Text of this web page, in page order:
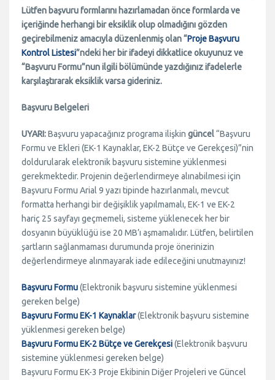
Lütfen başvuru formlarını hazırlamadan önce formlarda ve
içeriğinde herhangi bir eksiklik olup olmadığını gözden
geçirebilmeniz amacıyla düzenlenmiş olan “Proje Başvuru
Kontrol Listesi”ndeki her bir ifadeyi dikkatlice okuyunuz ve
“Başvuru Formu”nun ilgili bölümünde yazdığınız ifadelerle
karşılaştırarak eksiklik varsa gideriniz.
Başvuru Belgeleri
UYARI:Başvuru yapacağınız programa ilişkin güncel“Başvuru
Formu ve Ekleri (EK-1 Kaynaklar, EK-2 Bütçe ve Gerekçesi)”nin
doldurularak elektronik başvuru sistemine yüklenmesi
gerekmektedir. Projenin değerlendirmeye alınabilmesi için
Başvuru Formu Arial 9 yazı tipinde hazırlanmalı, mevcut
formatta herhangi bir değişiklik yapılmamalı, EK-1 ve EK-2
hariç 25 sayfayı geçmemeli, sisteme yüklenecek her bir
dosyanın büyüklüğü ise 20 MB’ı aşmamalıdır. Lütfen, belirtilen
şartların sağlanmaması durumunda proje önerinizin
değerlendirmeye alınmayarak iade edileceğini unutmayınız!
Başvuru Formu(Elektronik başvuru sistemine yüklenmesi
gereken belge)
Başvuru Formu EK-1 Kaynaklar(Elektronik başvuru sistemine
yüklenmesi gereken belge)
Başvuru Formu EK-2 Bütçe ve Gerekçesi(Elektronik başvuru
sistemine yüklenmesi gereken belge)
Başvuru Formu EK-3 Proje Ekibinin Diğer Projeleri ve Güncel